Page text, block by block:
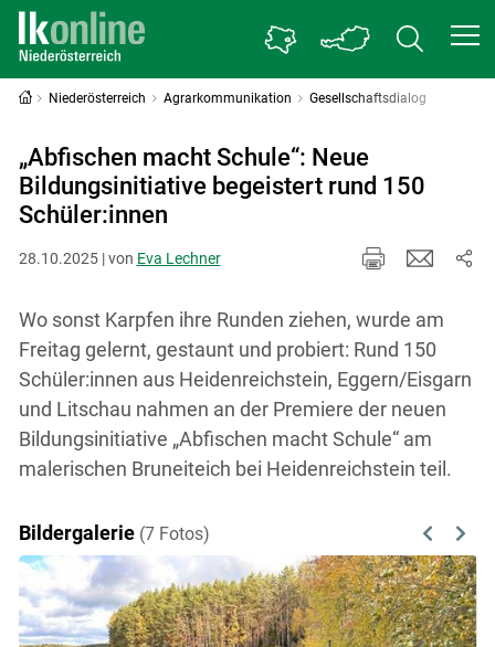
Niederösterreich Agrarkommunikation Gesellschaftsdialog
„Abfischen macht Schule“: Neue
Bildungsinitiative begeistert rund 150
Schüler:innen
28.10.2025 | von Eva Lechner
Wo sonst Karpfen ihre Runden ziehen, wurde am
Freitag gelernt, gestaunt und probiert: Rund 150
Schüler:innen aus Heidenreichstein, Eggern/Eisgarn
und Litschau nahmen an der Premiere der neuen
Bildungsinitiative „Abfischen macht Schule“ am
malerischen Bruneiteich bei Heidenreichstein teil.
Bildergalerie (7 Fotos) Previous
Next